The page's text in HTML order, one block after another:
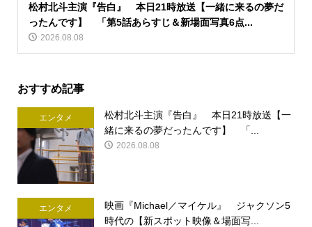
松村北斗主演『告白』 本日21時放送【一緒に来るの夢だ
ったんです】 「第5話あらすじ＆新場面写真6点...
2026.08.08
おすすめ記事
エンタメ
松村北斗主演『告白』 本日21時放送【一
緒に来るの夢だったんです】 「...
2026.08.08
エンタメ
映画『Michael／マイケル』 ジャクソン5
時代の【新スポット映像＆場面写...